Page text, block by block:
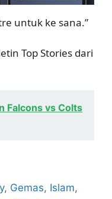
untuk ke sana.”
Top Stories dari
Falcons vs Colts
, Gemas, Islam,